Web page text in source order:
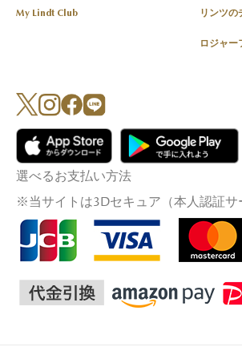
My Lindt Club リンツの
ロジャー
選べるお支払い方法
※当サイトは3Dセキュア（本人認証